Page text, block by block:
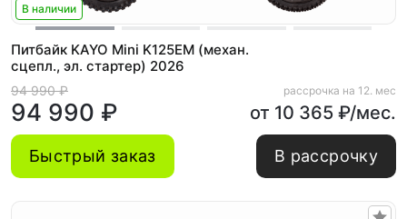
В наличии
Питбайк KAYO Mini K125EM (механ.
сцепл., эл. стартер) 2026
94 990 ₽
94 990 ₽
рассрочка на 12. мес
от 10 365 ₽/мес.
Быстрый заказ В рассрочку